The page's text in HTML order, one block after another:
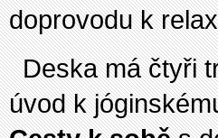
doprovodu k
Deska má čtyři
úvod k